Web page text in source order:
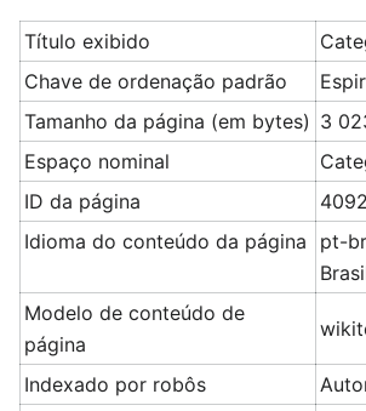
Título exibido
Chave de ordenação padrão
Tamanho da página (em bytes) 3
Espaço nominal
ID da página
4092
Idioma do conteúdo da página
pt-
Modelo de conteúdo de
página
Indexado por robôs